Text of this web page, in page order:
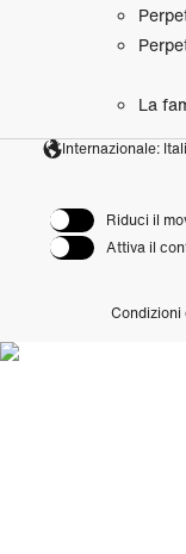
La
Internazionale:
Riduci il
Attiva il
Condizioni